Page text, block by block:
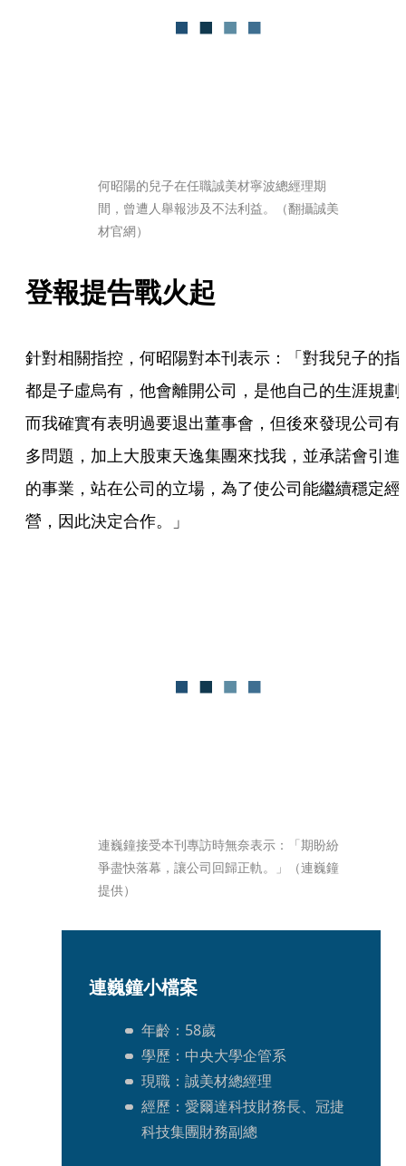
何昭陽的兒子在任職誠美材寧波總經理期
間，曾遭人舉報涉及不法利益。（翻攝誠美
材官網）
登報提告戰火起
針對相關指控，何昭陽對本刊表示：「對我兒子的指
都是子虛烏有，他會離開公司，是他自己的生涯規劃
而我確實有表明過要退出董事會，但後來發現公司有
多問題，加上大股東天逸集團來找我，並承諾會引進
的事業，站在公司的立場，為了使公司能繼續穩定經
營，因此決定合作。」
連巍鐘接受本刊專訪時無奈表示：「期盼紛
爭盡快落幕，讓公司回歸正軌。」（連巍鐘
提供）
連巍鐘小檔案
年齡：58歲
學歷：中央大學企管系
現職：誠美材總經理
經歷：愛爾達科技財務長、冠捷
科技集團財務副總